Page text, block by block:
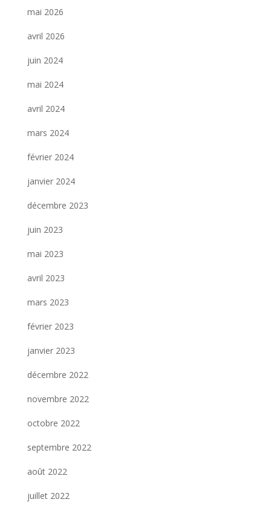
mai 2026
avril 2026
juin 2024
mai 2024
avril 2024
mars 2024
février 2024
janvier 2024
décembre 2023
juin 2023
mai 2023
avril 2023
mars 2023
février 2023
janvier 2023
décembre 2022
novembre 2022
octobre 2022
septembre 2022
août 2022
juillet 2022